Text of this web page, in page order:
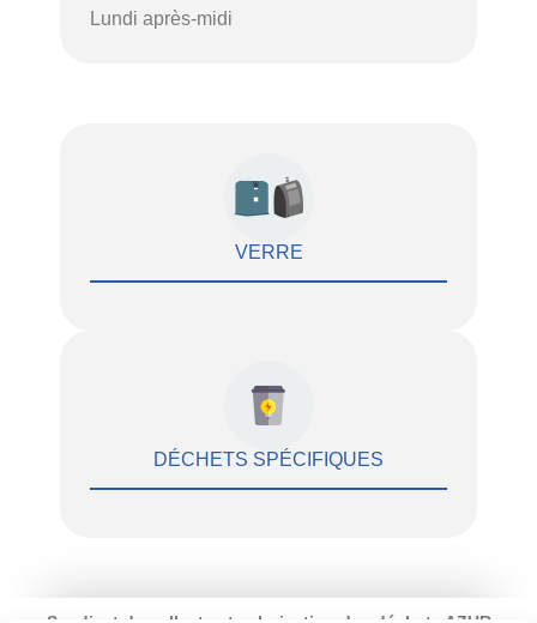
Lundi après-midi
VERRE
DÉCHETS SPÉCIFIQUES